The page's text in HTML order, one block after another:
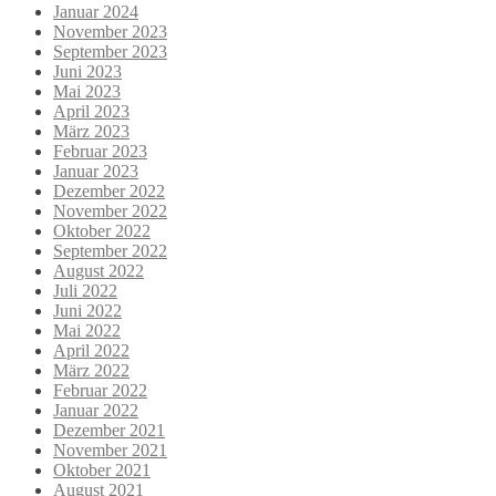
Januar 2024
November 2023
September 2023
Juni 2023
Mai 2023
April 2023
März 2023
Februar 2023
Januar 2023
Dezember 2022
November 2022
Oktober 2022
September 2022
August 2022
Juli 2022
Juni 2022
Mai 2022
April 2022
März 2022
Februar 2022
Januar 2022
Dezember 2021
November 2021
Oktober 2021
August 2021